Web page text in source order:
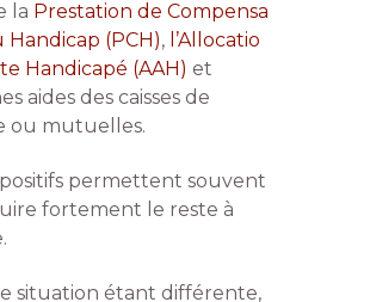
la Prestation de Compensa
(PCH), l’Allocatio
Handicapé (AAH) et
aides des caisses de
ou mutuelles.
permettent souvent
fortement le reste à
situation étant différente,